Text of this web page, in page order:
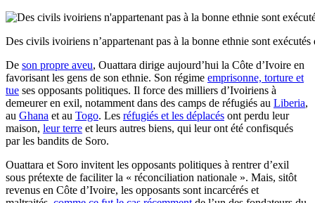
Des civils ivoiriens n’appartenant pas à la bonne ethnie sont
De son propre aveu, Ouattara dirige aujourd’hui la Côte d’Ivoire en
favorisant les gens de son ethnie. Son régime emprisonne, torture et
tue ses opposants politiques. Il force des milliers d’Ivoiriens à
demeurer en exil, notamment dans des camps de réfugiés au Liberia,
au Ghana et au Togo. Les réfugiés et les déplacés ont perdu leur
maison, leur terre et leurs autres biens, qui leur ont été confisqués
par les bandits de Soro.
Ouattara et Soro invitent les opposants politiques à rentrer d’exil
sous prétexte de faciliter la « réconciliation nationale ». Mais, sitôt
revenus en Côte d’Ivoire, les opposants sont incarcérés et